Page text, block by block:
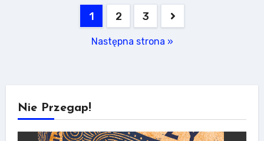
Stronicowanie
1 2 3
Następna strona »
Nie Przegap!